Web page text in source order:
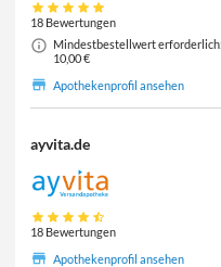
18 Bewertungen
Mindestbestellwert erforderlich:
10,00 €
Apothekenprofil ansehen
ayvita.de
18 Bewertungen
Apothekenprofil ansehen